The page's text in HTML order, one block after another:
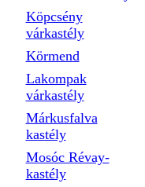
Köpcsény
várkastély
Körmend
Lakompak
várkastély
Márkusfalva
kastély
Mosóc Révay-
kastély